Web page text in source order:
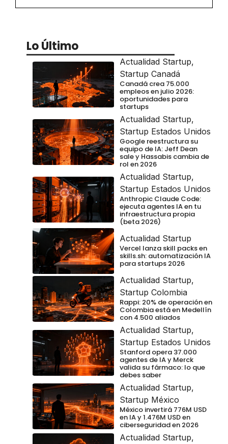
Lo Último
Actualidad Startup,
Startup Canadá
Canadá crea 75.000
empleos en julio 2026:
oportunidades para
startups
Actualidad Startup,
Startup Estados Unidos
Google reestructura su
equipo de IA: Jeff Dean
sale y Hassabis cambia de
rol en 2026
Actualidad Startup,
Startup Estados Unidos
Anthropic Claude Code:
ejecuta agentes IA en tu
infraestructura propia
(beta 2026)
Actualidad Startup
Vercel lanza skill packs en
skills.sh: automatización IA
para startups 2026
Actualidad Startup,
Startup Colombia
Rappi: 20% de operación en
Colombia está en Medellín
con 4.500 aliados
Actualidad Startup,
Startup Estados Unidos
Stanford opera 37.000
agentes de IA y Merck
valida su fármaco: lo que
debes saber
Actualidad Startup,
Startup México
México invertirá 776M USD
en IA y 1.476M USD en
ciberseguridad en 2026
Actualidad Startup,